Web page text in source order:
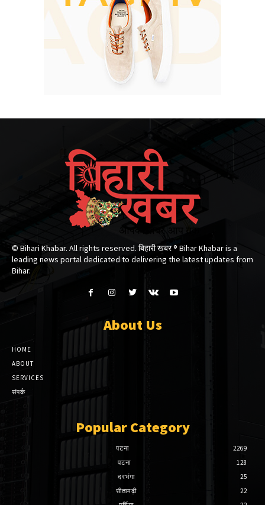
© Bihari Khabar. All rights reserved. बिहारी खबर ®​ Bihar Khabar is a
leading news portal dedicated to delivering the latest updates from
Bihar.
About Us
HOME
ABOUT
SERVICES
संपर्क
Popular Category
पटना
2269
पटना
128
दरभंगा
25
सीतामढ़ी
22